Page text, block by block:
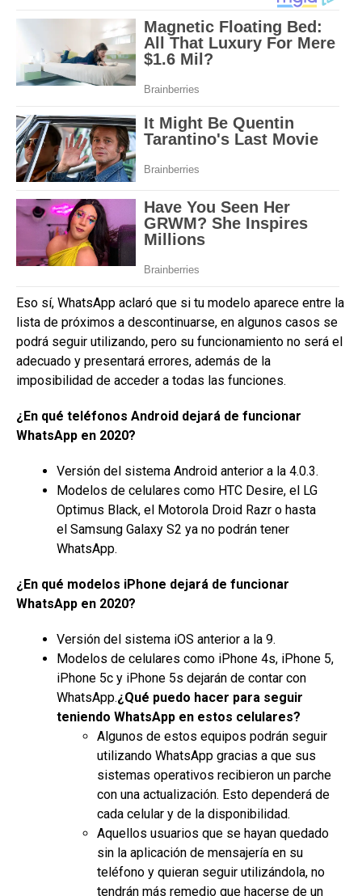
Eso sí, WhatsApp aclaró que si tu modelo aparece entre la
lista de próximos a descontinuarse, en algunos casos se
podrá seguir utilizando, pero su funcionamiento no será el
adecuado y presentará errores, además de la
imposibilidad de acceder a todas las funciones.
¿En qué teléfonos Android dejará de funcionar
WhatsApp en 2020?
Versión del sistema Android anterior a la 4.0.3.
Modelos de celulares como HTC Desire, el LG
Optimus Black, el Motorola Droid Razr o hasta
el Samsung Galaxy S2 ya no podrán tener
WhatsApp.
¿En qué modelos iPhone dejará de funcionar
WhatsApp en 2020?
Versión del sistema iOS anterior a la 9.
Modelos de celulares como iPhone 4s, iPhone 5,
iPhone 5c y iPhone 5s dejarán de contar con
WhatsApp.¿Qué puedo hacer para seguir
teniendo WhatsApp en estos celulares?
Algunos de estos equipos podrán seguir
utilizando WhatsApp gracias a que sus
sistemas operativos recibieron un parche
con una actualización. Esto dependerá de
cada celular y de la disponibilidad.
Aquellos usuarios que se hayan quedado
sin la aplicación de mensajería en su
teléfono y quieran seguir utilizándola, no
tendrán más remedio que hacerse de un